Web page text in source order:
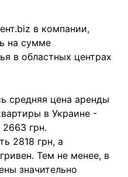
в компании,
на сумме
в областных центрах
средняя цена аренды
в Украине -
грн.
2818 грн, а
Тем не менее, в
значительно